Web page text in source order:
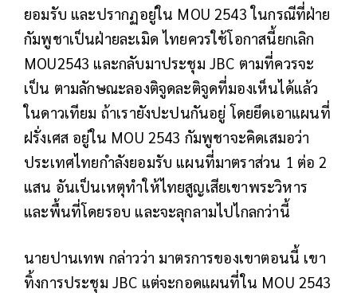
ยอมรับ และปรากฏอยู่ใน MOU 2543 ในกรณีที่ฝ่าย
กัมพูชาเป็นฝ่ายละเมิด ไทยควรใช้โอกาสนี้ยกเลิก
MOU2543 และกลับมาประชุม JBC ตามที่ควรจะ
เป็น ตามลักษณะลองติจูดละติจูดที่มองเห็นได้แล้ว
ในดาวเทียม ถ้าเรายังปะปนกันอยู่ โดยยึดเอาแผนที่
ฝรั่งเศส อยู่ใน MOU 2543 กัมพูชาจะคิดเสมอว่า
ประเทศไทยกำลังยอมรับ แผนที่มาตราส่วน 1 ต่อ 2
แสน อันเป็นเหตุทำให้ไทยสูญเสียเขาพระวิหาร
และพื้นที่โดยรอบ และจะลุกลามไปไกลกว่านี้
นายปานเทพ กล่าวว่า มาตรการของเขาตอนนี้ เขา
ทิ้งการประชุม JBC แต่จะกอดแผนที่ใน MOU 2543